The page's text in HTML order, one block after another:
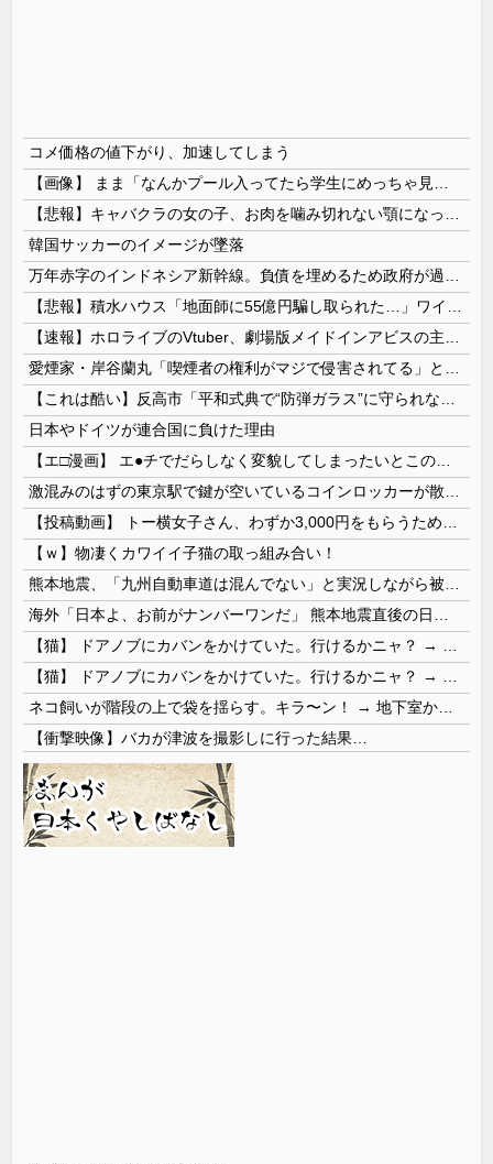
コメ価格の値下がり、加速してしまう
【画像】 まま「なんかプール入ってたら学生にめっちゃ見られたw」
【悲報】キャバクラの女の子、お肉を噛み切れない顎になってしまう・・・
韓国サッカーのイメージが墜落
万年赤字のインドネシア新幹線。負債を埋めるため政府が過半数の株式を引き受ける
【悲報】積水ハウス「地面師に55億円騙し取られた…」ワイ「会社終わったやろなぁ」→結果ｗｗｗｗ
【速報】ホロライブのVtuber、劇場版メイドインアビスの主題歌決定wwwwwwwwww
愛煙家・岸谷蘭丸「喫煙者の権利がマジで侵害されてる」と私見 「いくら税金を我々が払ってるんだと」
【これは酷い】反高市「平和式典で“防弾ガラス”に守られながらスピーチ。『高市出て行け』の声も。そういう人が日本の総理」→ツッコミ多数「石破さんの...
日本やドイツが連合国に負けた理由
【エ□漫画】 エ●チでだらしなく変貌してしまったいとこのお姉ちゃんにチン○ン搾り取られちゃうショタ君…！
激混みのはずの東京駅で鍵が空いているコインロッカーが散見、「ラッキー」と思って中を確認してみると……
【投稿動画】 トー横女子さん、わずか3,000円をもらうために大人のチ●ポをしゃぶってしまう…
【ｗ】物凄くカワイイ子猫の取っ組み合い！
熊本地震、「九州自動車道は混んでない」と実況しながら被災地へ向かう有名アナなどに批判殺到 全国紙記者「最新の状況をいち早く伝えることは報道機関としての責務」「情報を取り上げることには大きな意義がある」
海外「日本よ、お前がナンバーワンだ」 熊本地震直後の日本の対応のスピードに世界が衝撃
【猫】 ドアノブにカバンをかけていた。行けるかニャ？ → 猫はこうなります…
【猫】 ドアノブにカバンをかけていた。行けるかニャ？ → 猫はこうなります…
ネコ飼いが階段の上で袋を揺らす。キラ〜ン！ → 地下室からヤツが現れる…
【衝撃映像】バカが津波を撮影しに行った結果…